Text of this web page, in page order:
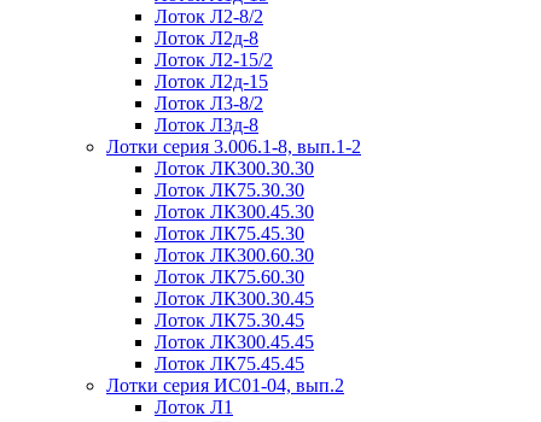
Лоток Л2-8/2
Лоток Л2д-8
Лоток Л2-15/2
Лоток Л2д-15
Лоток Л3-8/2
Лоток Л3д-8
Лотки серия 3.006.1-8, вып.1-2
Лоток ЛК300.30.30
Лоток ЛК75.30.30
Лоток ЛК300.45.30
Лоток ЛК75.45.30
Лоток ЛК300.60.30
Лоток ЛК75.60.30
Лоток ЛК300.30.45
Лоток ЛК75.30.45
Лоток ЛК300.45.45
Лоток ЛК75.45.45
Лотки серия ИС01-04, вып.2
Лоток Л1